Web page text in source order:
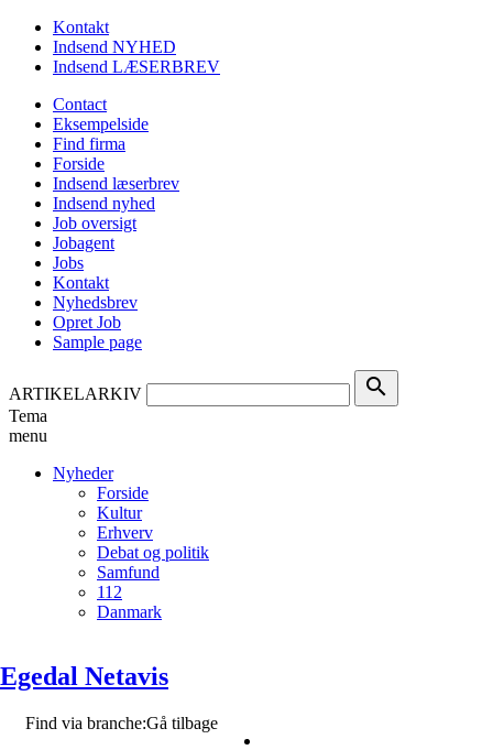
Kontakt
Indsend NYHED
Indsend LÆSERBREV
Contact
Eksempelside
Find firma
Forside
Indsend læserbrev
Indsend nyhed
Job oversigt
Jobagent
Jobs
Kontakt
Nyhedsbrev
Opret Job
Sample page
ARTIKELARKIV search
Tema
menu
Nyheder
Forside
Kultur
Erhverv
Debat og politik
Samfund
112
Danmark
Egedal Netavis
Find via branche:Gå tilbage